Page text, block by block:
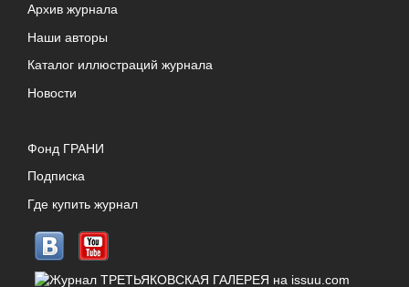
Архив журнала
Наши авторы
Каталог иллюстраций журнала
Новости
Фонд ГРАНИ
Подписка
Где купить журнал